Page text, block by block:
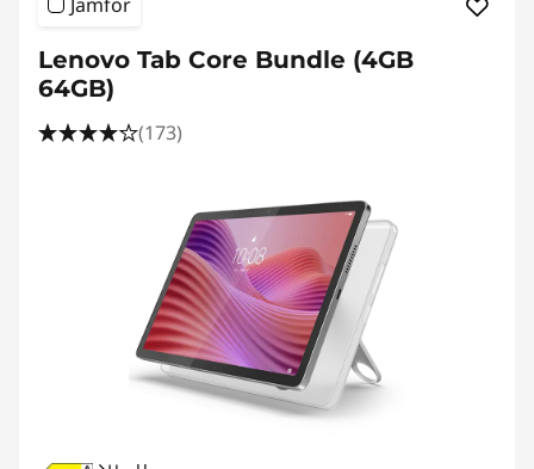
Lenovo Tab Core Bundle (4GB
64GB)
(173)